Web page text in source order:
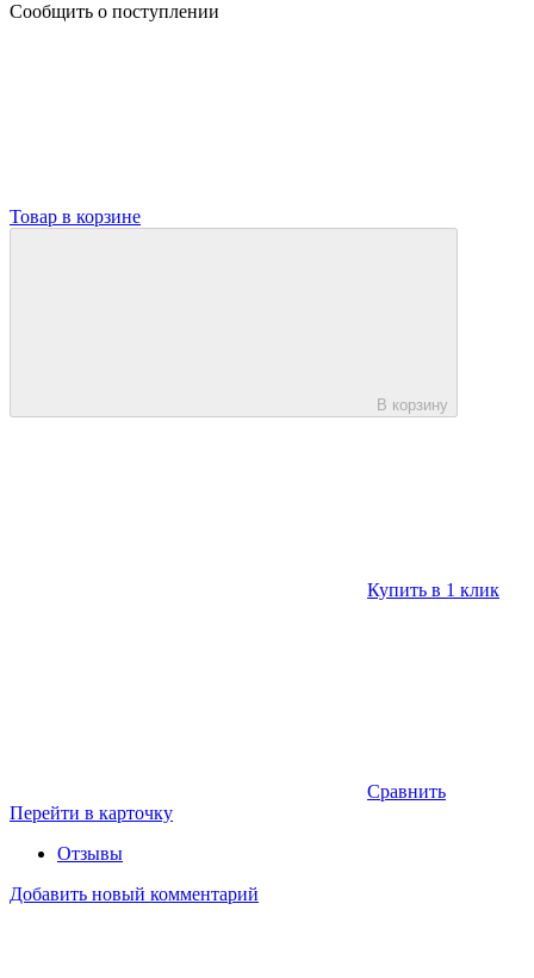
Сообщить о поступлении
Товар в корзине
В корзину
Купить в 1 клик
Сравнить
Перейти в карточку
Отзывы
Добавить новый комментарий